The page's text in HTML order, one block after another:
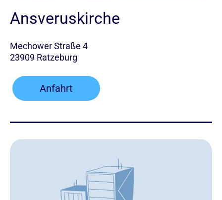
Ansveruskirche
Mechower Straße 4
23909 Ratzeburg
Anfahrt